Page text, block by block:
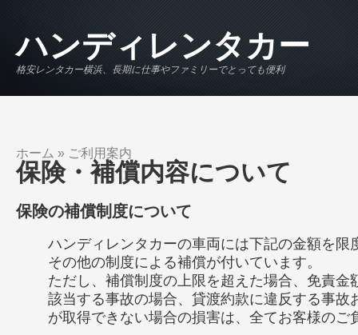
ハンディレンタカー
格安レンタカー横浜、長期に仕事やファミリーでとっても便利
現在地
ホーム » ご利用案内
保険・補償内容について
保険の補償制度について
ハンディレンタカーの車両には下記の金額を限
その他の制度による補償が付いています。
ただし、補償制度の上限を超えた場合、免責金
該当する事故の場合、貸渡約款に違反する事故
が取得できない場合の損害は、全てお客様のご